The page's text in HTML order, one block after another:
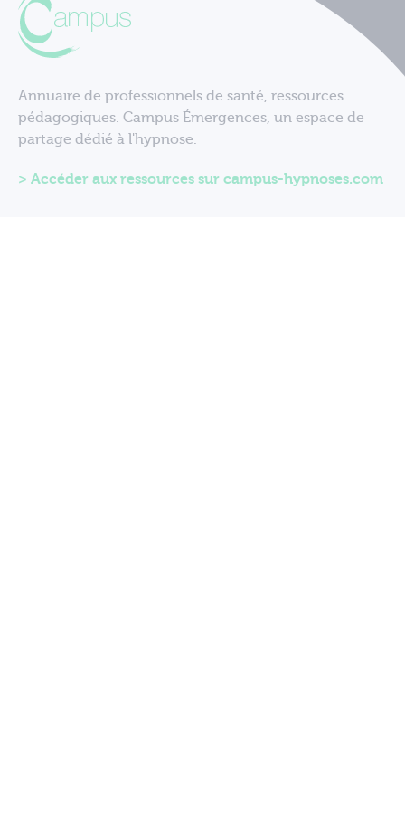
Annuaire de professionnels de santé, ressources
pédagogiques. Campus Émergences, un espace de
partage dédié à l'hypnose.
Accéder aux ressources sur campus-hypnoses.com